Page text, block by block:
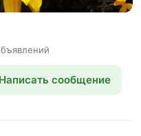
Написать сообщение